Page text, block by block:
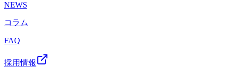
NEWS
コラム
FAQ
採用情報